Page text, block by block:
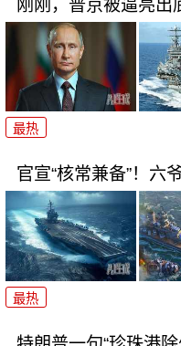
刚刚，普京被逼亮出
最热
官宣“核常兼备”！六
最热